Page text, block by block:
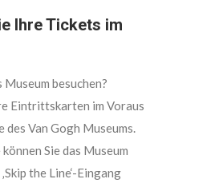
Ihre Tickets im
besuchen?
Eintrittskarten im Voraus
des Van Gogh Museums.
Sie das Museum
the Line‘-Eingang